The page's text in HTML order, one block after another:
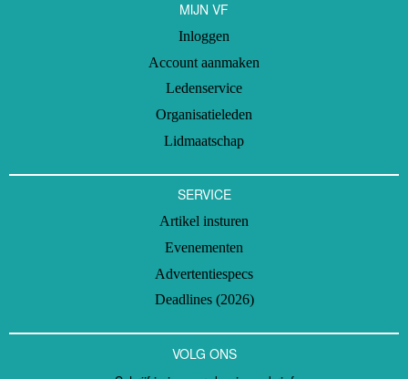
MIJN VF
Inloggen
Account aanmaken
Ledenservice
Organisatieleden
Lidmaatschap
SERVICE
Artikel insturen
Evenementen
Advertentiespecs
Deadlines (2026)
VOLG ONS